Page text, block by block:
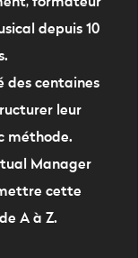
depuis 10
des centaines
leur
méthode.
Manager
cette
A à Z.